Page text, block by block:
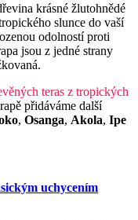
krásné žlutohnědé
slunce do vaší
odolností proti
jsou z jedné strany
teras z tropických
přidáváme další
, Osanga, Akola, Ipe
uchycením